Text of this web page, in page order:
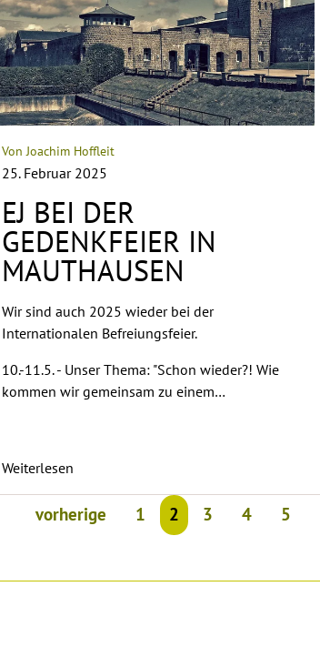
Von Joachim Hoffleit
25. Februar 2025
EJ BEI DER
GEDENKFEIER IN
MAUTHAUSEN
Wir sind auch 2025 wieder bei der
Internationalen Befreiungsfeier.
10.-11.5. - Unser Thema: "Schon wieder?! Wie
kommen wir gemeinsam zu einem…
Weiterlesen
vorherige 1 2 3 4 5